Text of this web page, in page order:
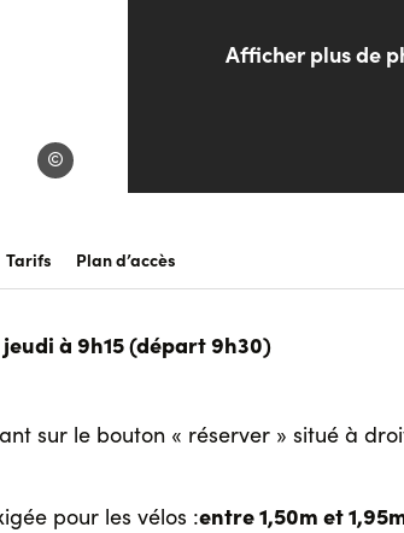
Bike truck Albera
Afficher plus de
Tarifs Plan d’accès
à 9h15 (départ 9h30)
sur le bouton « réserver » situé à
pour les vélos :entre 1,50m et